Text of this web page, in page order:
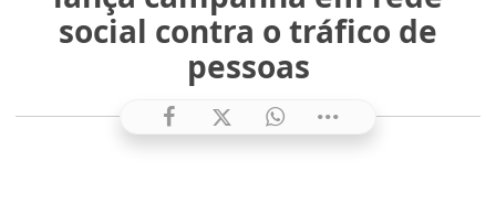
social contra o tráfico de
pessoas